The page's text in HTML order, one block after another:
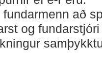
að
og